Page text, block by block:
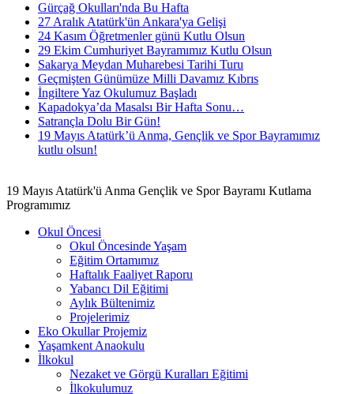
Gürçağ Okulları'nda Bu Hafta
27 Aralık Atatürk'ün Ankara'ya Gelişi
24 Kasım Öğretmenler günü Kutlu Olsun
29 Ekim Cumhuriyet Bayramımız Kutlu Olsun
Sakarya Meydan Muharebesi Tarihi Turu
Geçmişten Günümüze Milli Davamız Kıbrıs
İngiltere Yaz Okulumuz Başladı
Kapadokya’da Masalsı Bir Hafta Sonu…
Satrançla Dolu Bir Gün!
19 Mayıs Atatürk’ü Anma, Gençlik ve Spor Bayramımız
kutlu olsun!
19 Mayıs Atatürk'ü Anma Gençlik ve Spor Bayramı Kutlama
Programımız
Okul Öncesi
Okul Öncesinde Yaşam
Eğitim Ortamımız
Haftalık Faaliyet Raporu
Yabancı Dil Eğitimi
Aylık Bültenimiz
Projelerimiz
Eko Okullar Projemiz
Yaşamkent Anaokulu
İlkokul
Nezaket ve Görgü Kuralları Eğitimi
İlkokulumuz